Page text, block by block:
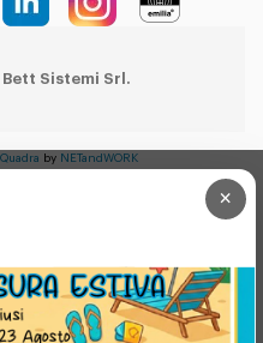
Sistemi Srl.
×
by NETandWORK